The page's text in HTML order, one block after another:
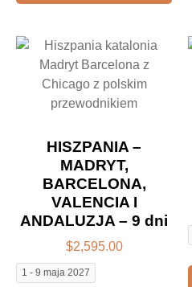
HISZPANIA –
MADRYT,
BARCELONA,
VALENCIA I
ANDALUZJA – 9 dni
$2,595.00
1 - 9 maja 2027